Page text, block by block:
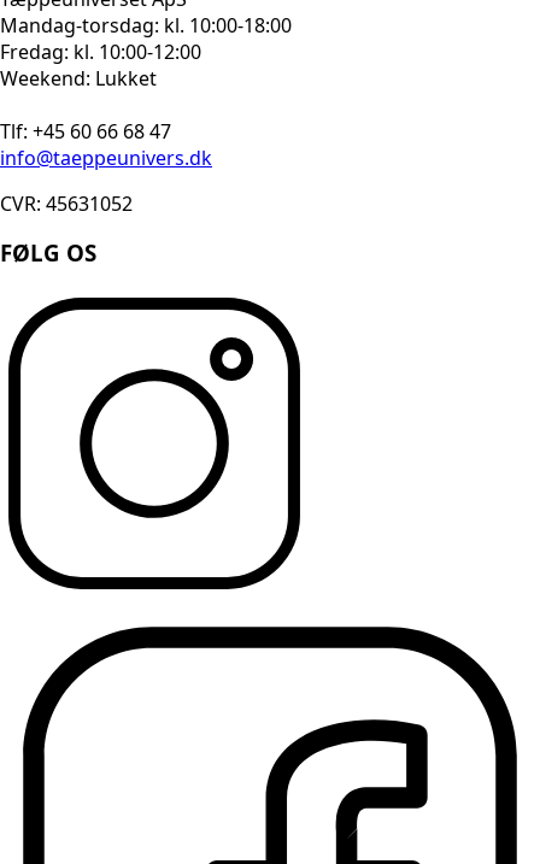
Mandag-torsdag: kl. 10:00-18:00
Fredag: kl. 10:00-12:00
Weekend: Lukket
Tlf: +45 60 66 68 47
info@taeppeunivers.dk
CVR: 45631052
FØLG OS